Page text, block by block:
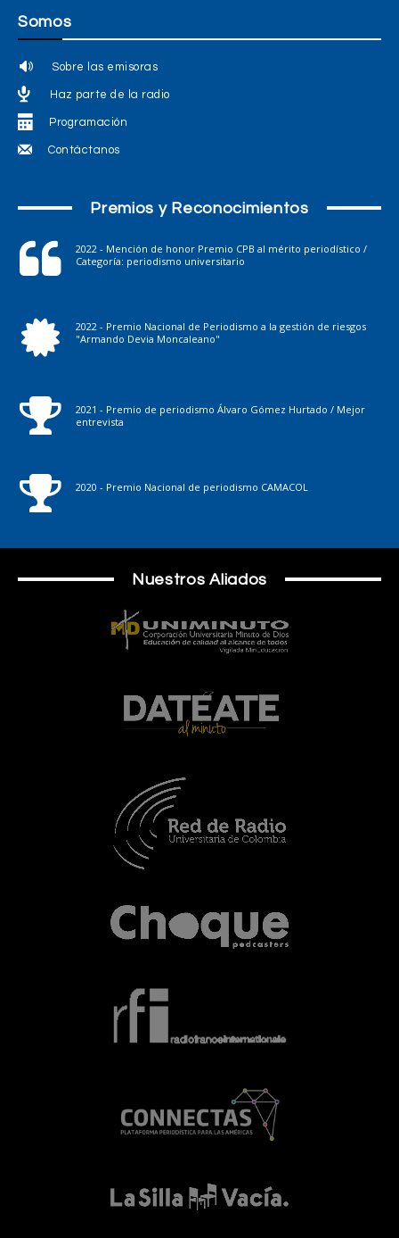
Somos
Sobre las emisoras
Haz parte de la radio
Programación
Contáctanos
Premios y Reconocimientos
2022 - Mención de honor Premio CPB al mérito periodístico /
Categoría: periodismo universitario
2022 - Premio Nacional de Periodismo a la gestión de riesgos
"Armando Devia Moncaleano"
2021 - Premio de periodismo Álvaro Gómez Hurtado / Mejor
entrevista
2020 - Premio Nacional de periodismo CAMACOL
Nuestros Aliados